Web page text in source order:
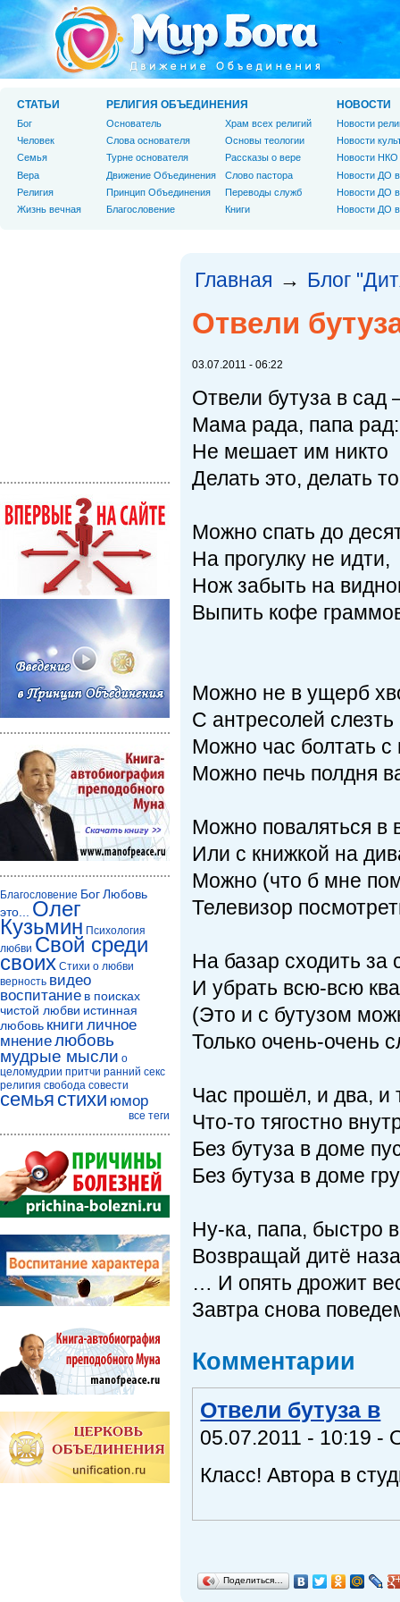
Главная → Блог
Отвели
03.07.2011 - 06:22
Отвели бутуза в сад
Мама рада, папа рад:
Не мешает им никто
Делать это, делать
Можно спать до
На прогулку не идти,
Нож забыть на
Выпить кофе
Можно не в ущерб
С антресолей слезть
Можно час болтать с
Можно печь полдня
Можно поваляться в
Или с книжкой на
Можно (что б мне
Телевизор
На базар сходить за
И убрать всю-всю
(Это и с бутузом
Только очень-очень
Час прошёл, и два,
Что-то тягостно
Без бутуза в доме
Без бутуза в доме
Ну-ка, папа, быстро
Возвращай дитё
… И опять дрожит
Завтра снова
Комментарии
Отвели бутуза в
05.07.2011 - 10:19 -
Класс! Автора в
Поделиться…
СТАТЬИ
Бог
Человек
Cемья
Вера
Религия
Жизнь вечная
РЕЛИГИЯ ОБЪЕДИНЕНИЯ
Основатель
Слова основателя
Турне основателя
Движение Объединения
Принцип Объединения
Благословение
Храм всех религий
Основы теологии
Рассказы о вере
Слово пастора
Переводы служб
Книги
НОВОСТИ
Новости
Новости
Новости НКО
Новости ДО
Новости ДО
Новости ДО
Благословение БогЛюбовь
это...
Олег
Кузьмин Психология
любви Свой среди
своих Стихи о любви
верность видео
воспитание в поисках
чистой любви истинная
любовь книги личное
мнениелюбовь
мудрые мысли о
целомудрии притчи ранний секс
религия свобода совести
семья стихи юмор
все теги